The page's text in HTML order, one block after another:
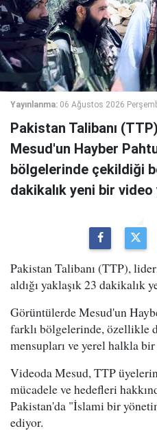
Yayınlanma: 06 Ağustos 2026
Pakistan Talibanı
Mesud'un Hayber
bölgelerinde çekildiği
dakikalık yeni bir video
Pakistan Talibanı (TTP),
aldığı yaklaşık 23 dakikalık
Görüntülerde Mesud'un
farklı bölgelerinde, özellikle
mensupları ve yerel halkla
Videoda Mesud, TTP
mücadele ve hedefleri
Pakistan'da "İslami bir
ediyor.